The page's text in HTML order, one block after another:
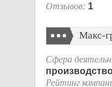
Отзывов: 1
Макс-
Сфера
Рейтинг